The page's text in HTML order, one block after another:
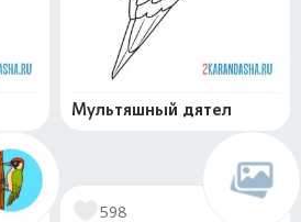
Мультяшный дятел
598